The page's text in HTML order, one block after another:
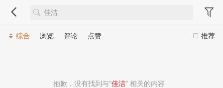
推荐
综合 浏览 评论 点赞
抱歉，没有找到与“佳洁” 相关的内容